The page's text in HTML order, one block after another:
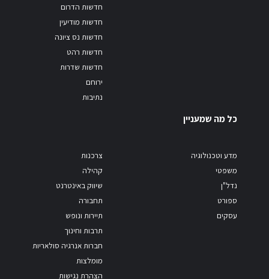
חדשות הדרום
חדשות מודיעין
חדשות נס ציונה
חדשות רהט
חדשות שדרות
ירוחם
נתיבות
כל מה שמעניין
מדע וטכנולוגיה
משפטי
נדל"ן
ספורט
עסקים
צרכנות
קהילה
שיווק באינטרנט
תחבורה
תיירות ונופש
תרבות וחינוך
חברות אנרגיה סולאריות
מומלצות
הצהרת נגישות